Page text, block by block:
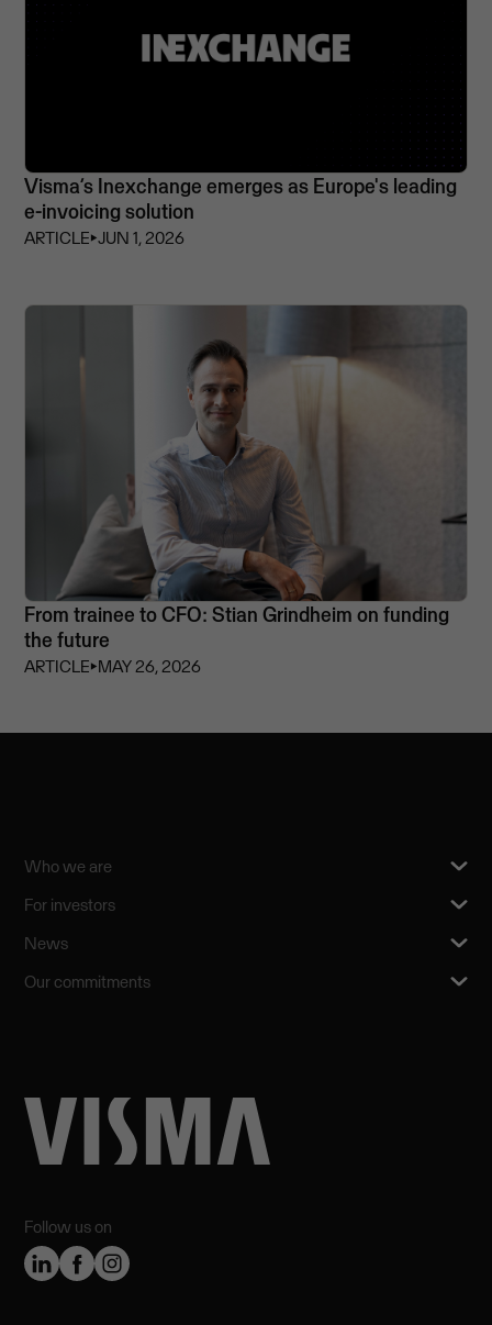
Visma’s Inexchange emerges as Europe's leading
e-invoicing solution
ARTICLE⏵JUN 1, 2026
From trainee to CFO: Stian Grindheim on funding
the future
ARTICLE⏵MAY 26, 2026
Follow us on
Who we are
For investors
News
Our commitments